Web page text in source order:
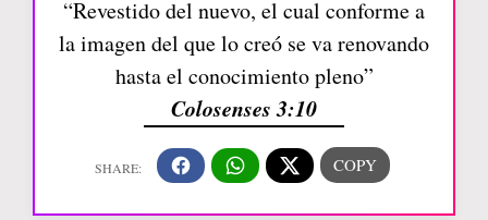
“Revestido del nuevo, el cual conforme a
la imagen del que lo creó se va renovando
hasta el conocimiento pleno”
Colosenses 3:10